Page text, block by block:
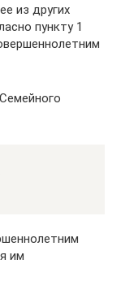
из других
пункту 1
им